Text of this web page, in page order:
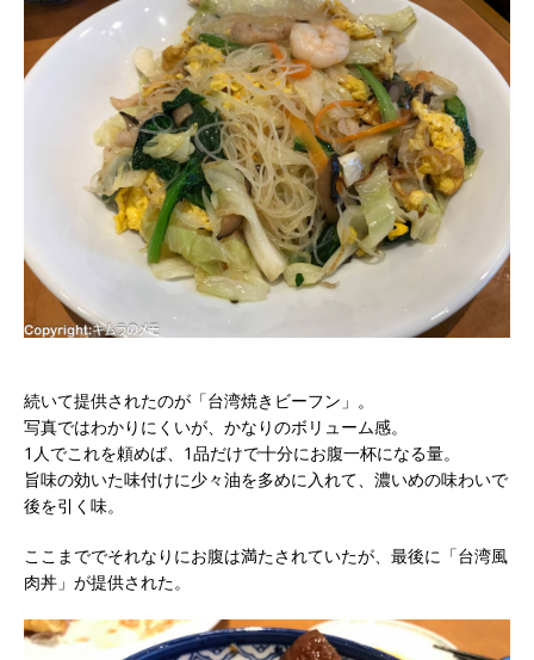
続いて提供されたのが「台湾焼きビーフン」。
写真ではわかりにくいが、かなりのボリューム感。
1人でこれを頼めば、1品だけで十分にお腹一杯になる量。
旨味の効いた味付けに少々油を多めに入れて、濃いめの味わいで
後を引く味。
ここまででそれなりにお腹は満たされていたが、最後に「台湾風
肉丼」が提供された。